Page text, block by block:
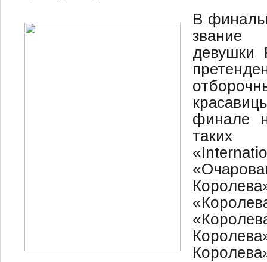
В
звание
девушки
финале
таких